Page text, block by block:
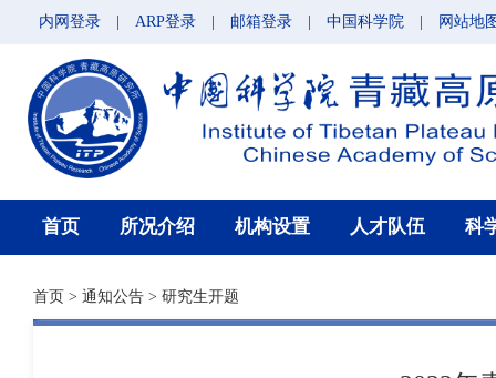
内网登录 ARP登录 邮箱登录 中国科学院 网站地
首页 所况介绍 机构设置 人才队伍 科
首页 > 通知公告 > 研究生开题